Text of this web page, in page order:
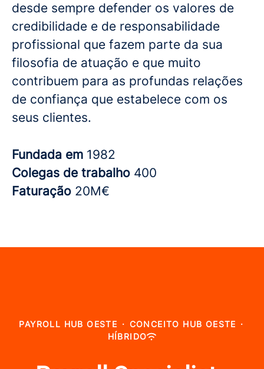
desde sempre defender os valores de
credibilidade e de responsabilidade
profissional que fazem parte da sua
filosofia de atuação e que muito
contribuem para as profundas relações
de confiança que estabelece com os
seus clientes.
Fundada em 1982
Colegas de trabalho 400
Faturação 20M€
PAYROLL HUB OESTE · CONCEITO HUB OESTE ·
HÍBRIDO